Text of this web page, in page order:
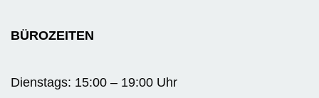
BÜROZEITEN
Dienstags: 15:00 – 19:00 Uhr